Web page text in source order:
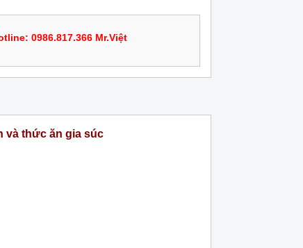
0986.817.366 Mr.Việt
và thức ăn gia súc